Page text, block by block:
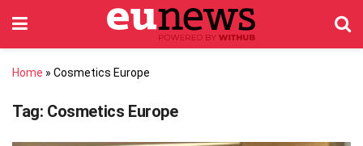
Home » Cosmetics Europe
Tag: Cosmetics Europe